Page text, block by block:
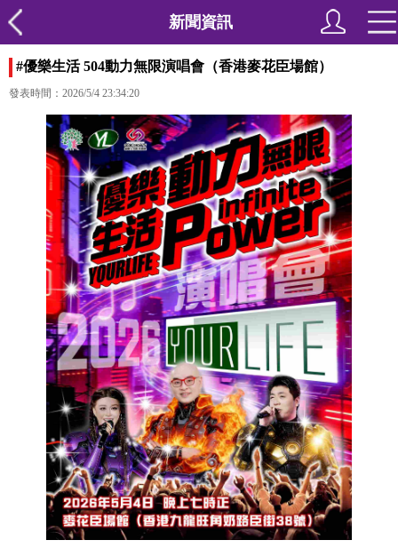
新聞資訊
#優樂生活 504動力無限演唱會（香港麥花臣場館）
發表時間：2026/5/4 23:34:20